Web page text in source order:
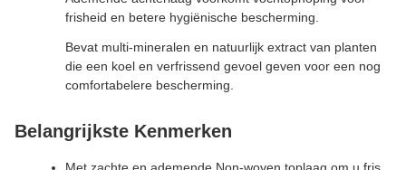
frisheid en betere hygiënische bescherming.
Bevat multi-mineralen en natuurlijk extract van planten
die een koel en verfrissend gevoel geven voor een nog
comfortabelere bescherming.
Belangrijkste Kenmerken
Met zachte en ademende Non-woven toplaag om u fris